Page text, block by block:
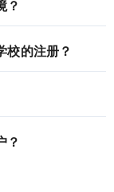
？
校的注册？
？